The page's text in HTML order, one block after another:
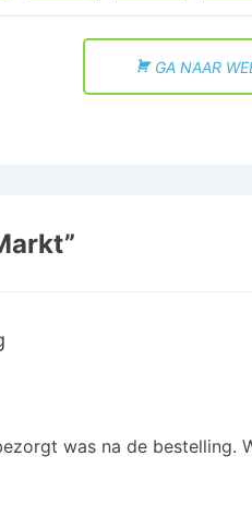
GA NAAR
”
was na de bestelling.